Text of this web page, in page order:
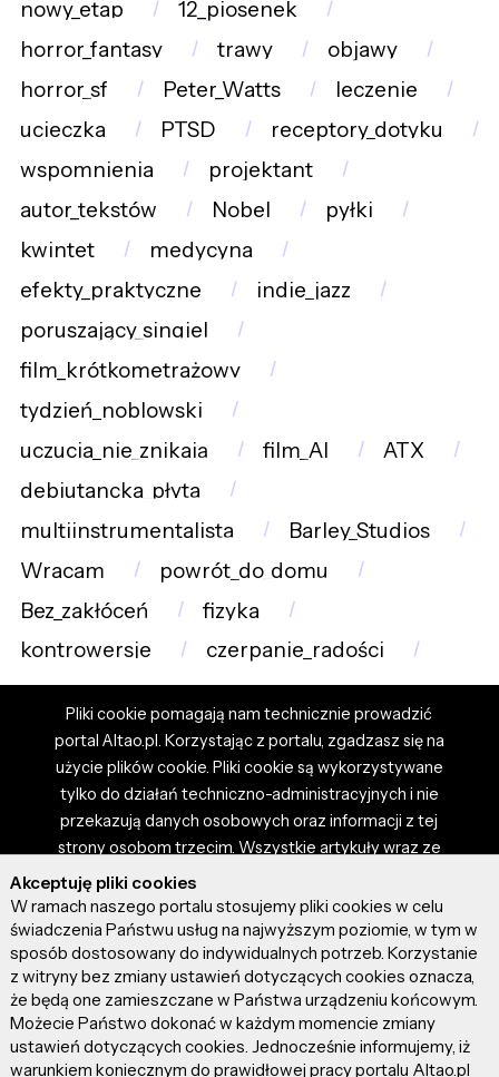
nowy_etap
12_piosenek
horror_fantasy
trawy
objawy
horror_sf
Peter_Watts
leczenie
ucieczka
PTSD
receptory_dotyku
wspomnienia
projektant
autor_tekstów
Nobel
pyłki
kwintet
medycyna
efekty_praktyczne
indie_jazz
poruszający_singiel
film_krótkometrażowy
tydzień_noblowski
uczucia_nie_znikają
film_AI
ATX
debiutancka_płyta
multiinstrumentalista
Barley_Studios
Wracam
powrót_do_domu
Bez_zakłóceń
fizyka
kontrowersje
czerpanie_radości
Pliki cookie pomagają nam technicznie prowadzić
portal Altao.pl. Korzystając z portalu, zgadzasz się na
użycie plików cookie. Pliki cookie są wykorzystywane
tylko do działań techniczno-administracyjnych i nie
przekazują danych osobowych oraz informacji z tej
strony osobom trzecim. Wszystkie artykuły wraz ze
zdjęciami i materiałami dostępnymi na portalu są
własnością użytkowników. Administrator i właściciel
portalu nie ponosi odpowiedzialności za tresci
prezentowane przez autorów artykułów. Dodając
artykuł, zgadzasz się z regulaminem portalu oraz
ponosisz odpowiedzialność za wszystkie materiały
umieszczone przez Ciebie na stronie altao.pl.
Szczegóły dostępne w regulaminie portalu.
Akceptuję pliki cookies
W ramach naszego portalu stosujemy pliki cookies w celu
świadczenia Państwu usług na najwyższym poziomie, w tym w
sposób dostosowany do indywidualnych potrzeb. Korzystanie
z witryny bez zmiany ustawień dotyczących cookies oznacza,
że będą one zamieszczane w Państwa urządzeniu końcowym.
Możecie Państwo dokonać w każdym momencie zmiany
ustawień dotyczących cookies. Jednocześnie informujemy, iż
warunkiem koniecznym do prawidłowej pracy portalu Altao.pl